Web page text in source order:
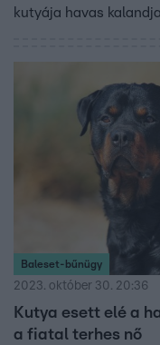
kutyája havas
Baleset-bűnügy
2023. október 30. 20:36
Kutya esett elé a
a fiatal terhes nő